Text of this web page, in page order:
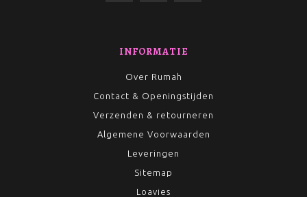
INFORMATIE
Over Rumah
Contact & Openingstijden
Verzenden & retourneren
Algemene Voorwaarden
Leveringen
Sitemap
Loavies